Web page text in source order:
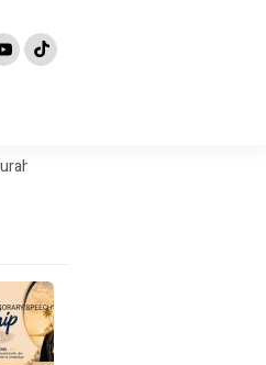
Berita Populer: Uji Coba Gage ke